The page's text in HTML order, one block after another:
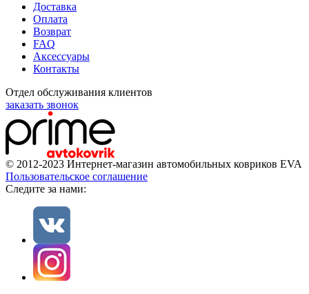
Доставка
Оплата
Возврат
FAQ
Аксессуары
Контакты
Отдел обслуживания клиентов
заказать звонок
© 2012-2023 Интернет-магазин автомобильных ковриков EVA
Пользовательское соглашение
Cледите за нами: